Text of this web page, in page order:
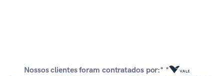
Nossos clientes foram contratados por:* *